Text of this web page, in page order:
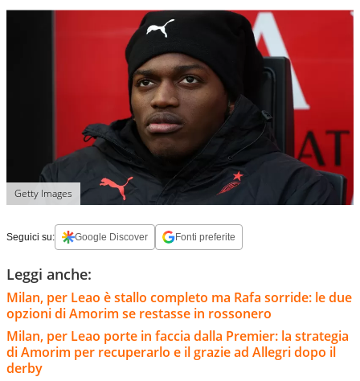
Getty Images
Seguici su: Google Discover Fonti preferite
Leggi anche:
Milan, per Leao è stallo completo ma Rafa sorride: le due
opzioni di Amorim se restasse in rossonero
Milan, per Leao porte in faccia dalla Premier: la strategia
di Amorim per recuperarlo e il grazie ad Allegri dopo il
derby